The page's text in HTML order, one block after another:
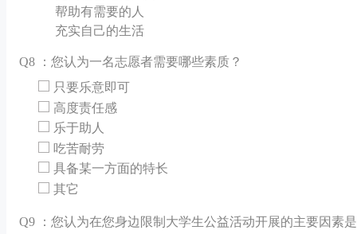
帮助有需要的人
充实自己的生活
Q8 ：您认为一名志愿者需要哪些素质？
只要乐意即可
高度责任感
乐于助人
吃苦耐劳
具备某一方面的特长
其它
Q9 ：您认为在您身边限制大学生公益活动开展的主要因素